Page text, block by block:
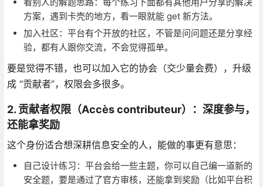
方案，遇到卡壳的地方，看一眼就能 get 新方法。
加入社区：平台有个开放的社区，不管是问问题还是分享经
验，都有人跟你交流，不会觉得孤单。
要是觉得不错，也可以加入它的协会（交少量会费），升级
成 “贡献者”，权限会多很多。
2. 贡献者权限（Accès contributeur）：深度参与，
还能拿奖励
这个身份适合想深耕信息安全的人，能做的事更有意思：
自己设计练习：平台会给一些主题，你可以自己编一道新的
安全题，要是通过了官方审核，还能拿到奖励（比如平台积